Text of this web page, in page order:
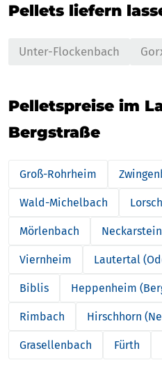
Pellets liefern
Unter-Flockenbach
Pelletspreise im
Bergstraße
Groß-Rohrheim
Wald-Michelbach Lorsch
Mörlenbach
Viernheim Lautertal
Biblis Heppenheim
Rimbach Hirschhorn
Grasellenbach Fürth